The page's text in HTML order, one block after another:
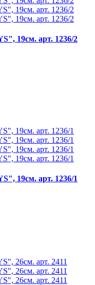
19см. арт. 1236/2
19см. арт. 1236/1